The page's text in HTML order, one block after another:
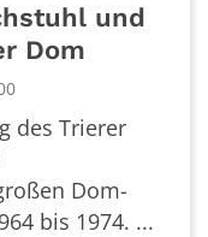
und
Dom
des Trierer
Dom-
bis 1974. ...